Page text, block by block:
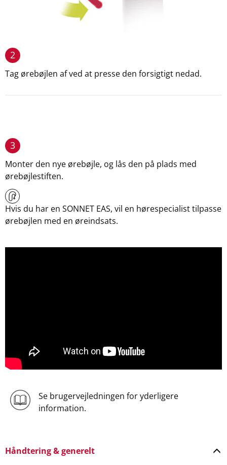
2
Tag ørebøjlen af ved at presse den forsigtigt nedad.
3
Monter den nye ørebøjle, og lås den på plads med
ørebøjlestiften.
Hvis du har en SONNET EAS, vil en hørespecialist tilpasse
ørebøjlen med en øreindsats.
Se brugervejledningen for yderligere
information.
Håndtering & generelt